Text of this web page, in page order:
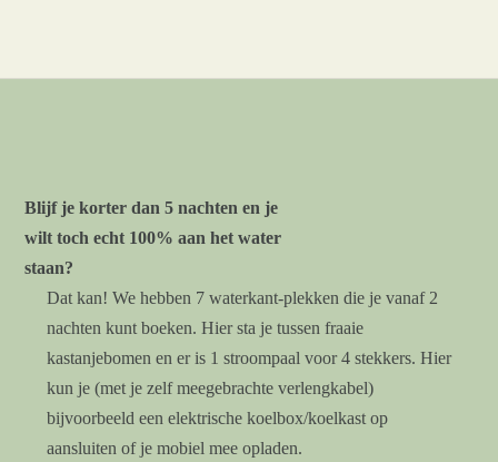
Blijf je korter dan 5 nachten en je
wilt toch echt 100% aan het water
staan?
Dat kan! We hebben 7 waterkant-plekken die je vanaf 2
nachten kunt boeken. Hier sta je tussen fraaie
kastanjebomen en er is 1 stroompaal voor 4 stekkers. Hier
kun je (met je zelf meegebrachte verlengkabel)
bijvoorbeeld een elektrische koelbox/koelkast op
aansluiten of je mobiel mee opladen.